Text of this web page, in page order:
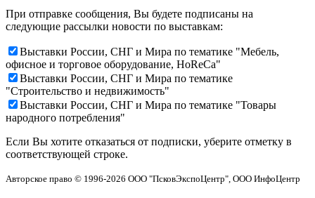
При отправке сообщения, Вы будете подписаны на
следующие рассылки новости по выставкам:
Выставки России, СНГ и Мира по тематике "Мебель,
офисное и торговое оборудование, HoReCa"
Выставки России, СНГ и Мира по тематике
"Строительство и недвижимость"
Выставки России, СНГ и Мира по тематике "Товары
народного потребления"
Если Вы хотите отказаться от подписки, уберите отметку в
соответствующей строке.
Авторское право © 1996-2026 ООО "ПсковЭкспоЦентр", ООО ИнфоЦентр